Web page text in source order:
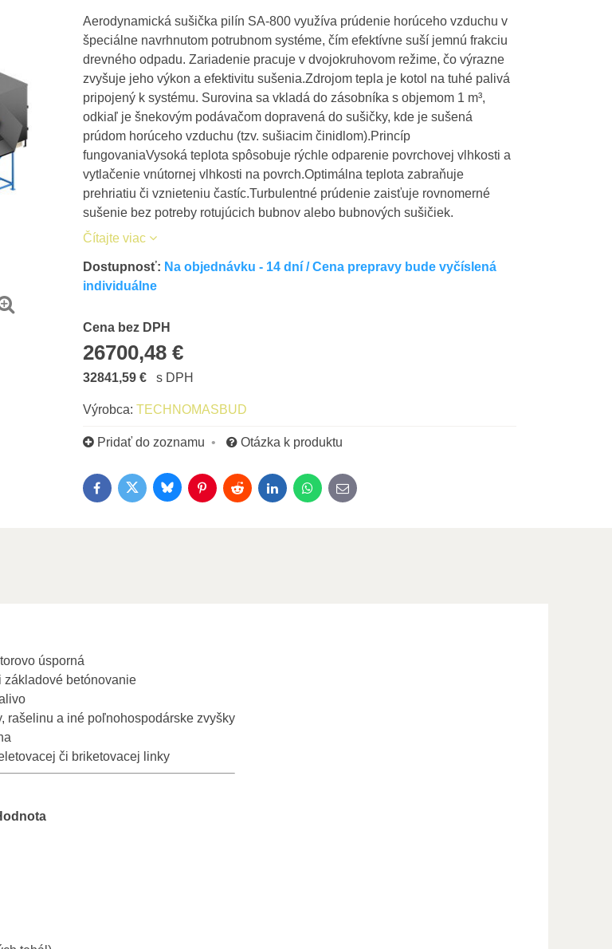
Aerodynamická sušička pilín SA-800 využíva prúdenie horúceho vzduchu v
špeciálne navrhnutom potrubnom systéme, čím efektívne suší jemnú frakciu
drevného odpadu. Zariadenie pracuje v dvojokruhovom režime, čo výrazne
zvyšuje jeho výkon a efektivitu sušenia.Zdrojom tepla je kotol na tuhé palivá
pripojený k systému. Surovina sa vkladá do zásobníka s objemom 1 m³,
odkiaľ je šnekovým podávačom dopravená do sušičky, kde je sušená
prúdom horúceho vzduchu (tzv. sušiacim činidlom).Princíp
fungovaniaVysoká teplota spôsobuje rýchle odparenie povrchovej vlhkosti a
vytlačenie vnútornej vlhkosti na povrch.Optimálna teplota zabraňuje
prehriatiu či vznieteniu častíc.Turbulentné prúdenie zaisťuje rovnomerné
sušenie bez potreby rotujúcich bubnov alebo bubnových sušičiek.
Čítajte viac
Dostupnosť: Na objednávku - 14 dní / Cena prepravy bude vyčíslená
individuálne
Cena bez DPH
26700,48 €
Cena s DPH
32841,59 € s DPH
Výrobca: TECHNOMASBUD
Pridať do zoznamu Otázka k produktu
FacebookTwitterBlueskyPinterestRedditLinkedInWhatsApp
E-mail
úsporná
betónovanie
rašelinu a iné poľnohospodárske zvyšky
či briketovacej linky